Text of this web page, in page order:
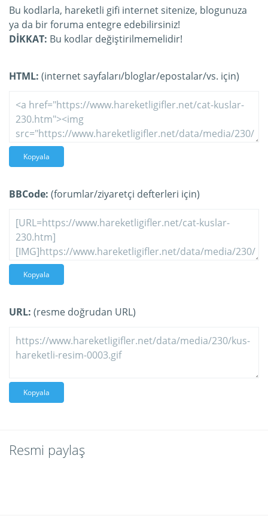
Bu kodlarla, hareketli gifi internet sitenize, blogunuza
ya da bir foruma entegre edebilirsiniz!
DİKKAT: Bu kodlar değiştirilmemelidir!
HTML: (internet sayfaları/bloglar/epostalar/vs. için)
Kopyala
BBCode: (forumlar/ziyaretçi defterleri için)
Kopyala
URL: (resme doğrudan URL)
Kopyala
Resmi paylaş